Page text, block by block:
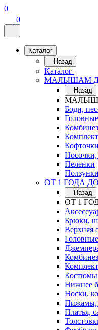
0
0
Каталог
Назад
Каталог
МАЛЫШАМ
Назад
Боди,
Пеленки
ОТ 1 ГОДА
Назад
ОТ 1
Брюки,
Верхняя
Костюмы
Нижнее
Носки,
Пижамы,
Платья,